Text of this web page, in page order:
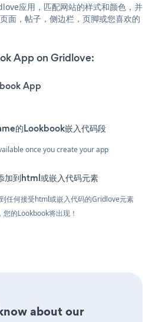
应用，匹配网站的样式和颜色，并
面，帖子，侧边栏，页脚或您喜欢的
App on Gridlove:
App
的Lookbook嵌入代码段
once you create your app
到html或嵌入代码元素
任何接受html或嵌入代码的Gridlove元素
的Lookbook将出现！
about our